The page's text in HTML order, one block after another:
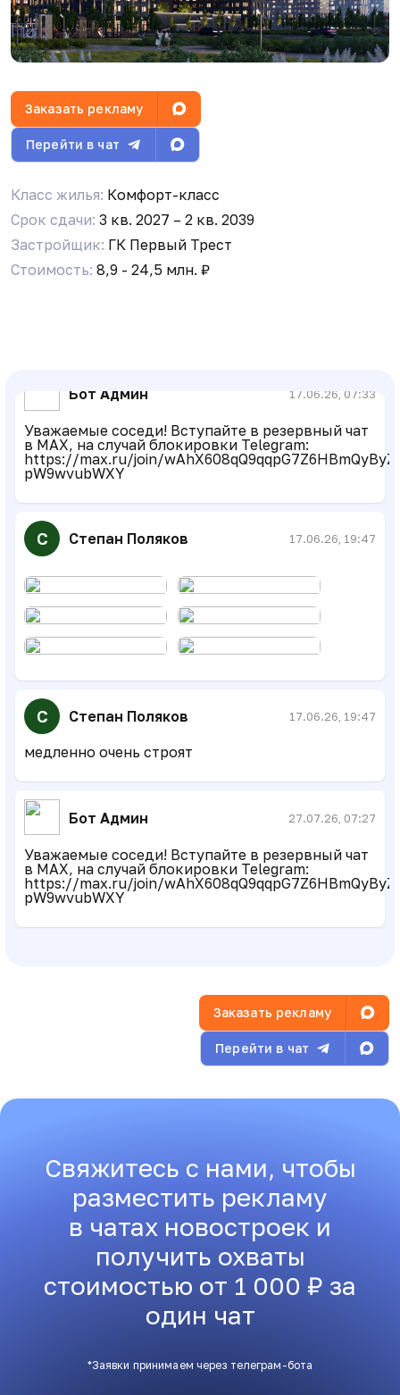
Заказать рекламу
Перейти в чат
Класс жилья: Комфорт-класс
Срок сдачи: 3 кв. 2027 – 2 кв. 2039
Застройщик: ГК Первый Трест
Стоимость: 8,9 - 24,5 млн. ₽
Бот Админ 27.07.26, 07:27
Уважаемые соседи! Вступайте в резервный чат
в MAX, на случай блокировки Telegram:
https://max.ru/join/
pW9wvubWXY
С Степан Поляков 17.06.26, 19:47
медленно очень строят
С Степан Поляков 17.06.26, 19:47
Бот Админ 17.06.26, 07:33
Уважаемые соседи! Вступайте в резервный чат
в MAX, на случай блокировки Telegram:
https://max.ru/join/
pW9wvubWXY
А Амалия
А безопасно вообще в этом районе жить?
Заказать рекламу
Перейти в чат
Свяжитесь с нами, чтобы
разместить рекламу
в чатах новостроек и
получить охваты
стоимостью от 1 000 ₽ за
один чат
*Заявки принимаем через телеграм-бота